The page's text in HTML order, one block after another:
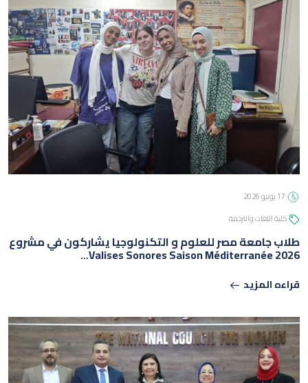
كلية اللغات والترجمة
طلاب جامعة مصر للعلوم و التكنولوجيا يشاركون في مشروع
Valises Sonores Saison Méditerranée 2026…
قراءه المزيد